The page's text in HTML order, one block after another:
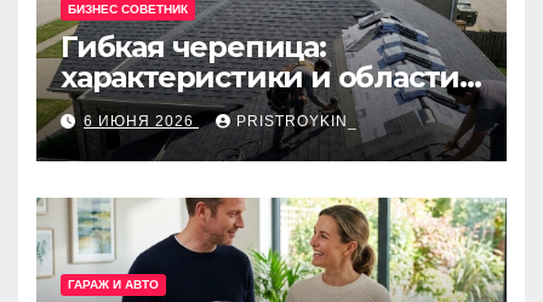
БИЗНЕС СОВЕТНИК
Гибкая черепица:
характеристики и области
применения
6 ИЮНЯ 2026 PRISTROYKIN_
ГАРАЖ И АВТО